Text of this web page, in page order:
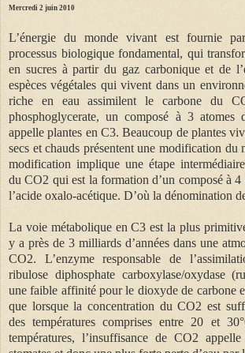
Mercredi 2 juin 2010
L’énergie du monde vivant est fournie
processus biologique fondamental, qui
en sucres à partir du gaz carbonique et de
espèces végétales qui vivent dans un
riche en eau assimilent le carbone du
phosphoglycerate, un composé à 3 atomes
appelle plantes en C3. Beaucoup de plantes
secs et chauds présentent une modification du
modification implique une étape
du CO2 qui est la formation d’un composé à 4
l’acide oxalo-acétique. D’où la dénomination
La voie métabolique en C3 est la plus
y a près de 3 milliards d’années dans une
CO2. L’enzyme responsable de
ribulose diphosphate carboxylase/oxydase
une faible affinité pour le dioxyde de carbone
que lorsque la concentration du CO2 est
des températures comprises entre 20 et
températures, l’insuffisance de CO2